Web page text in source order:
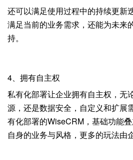
还可以满足使用过程中的持续更新
满足当前的业务需求，还能为未来
持。
4、拥有自主权
私有化部署让企业拥有自主权，无
源，还是数据安全，自定义和扩展
有化部署的WiseCRM，基础功能
自身的业务与风格，更多的玩法由